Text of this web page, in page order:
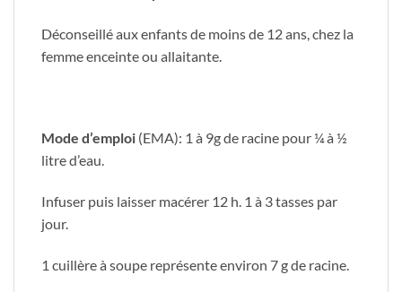
Déconseillé aux enfants de moins de 12 ans, chez la
femme enceinte ou allaitante.
Mode d’emploi (EMA): 1 à 9g de racine pour ¼ à ½
litre d’eau.
Infuser puis laisser macérer 12 h. 1 à 3 tasses par
jour.
1 cuillère à soupe représente environ 7 g de racine.